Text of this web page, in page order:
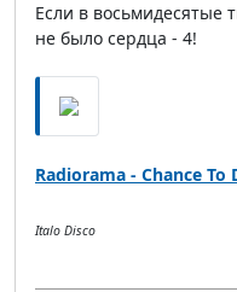
Если в восьмидесятые
не было сердца - 4!
Radiorama - Chance To
Italo Disco